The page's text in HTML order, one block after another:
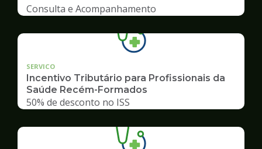
Consulta e Acompanhamento
SERVICO
Incentivo Tributário para Profissionais da
Saúde Recém-Formados
50% de desconto no ISS